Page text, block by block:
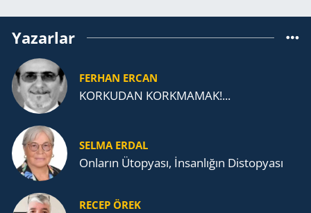
Yazarlar
FERHAN ERCAN
KORKUDAN KORKMAMAK!...
SELMA ERDAL
Onların Ütopyası, İnsanlığın Distopyası
RECEP ÖREK